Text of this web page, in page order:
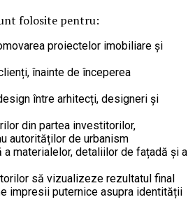
folosite pentru:
proiectelor imobiliare și
înainte de începerea
între arhitecți, designeri și
din partea investitorilor,
autorităților de urbanism
a materialelor, detaliilor de fațadă și a
să vizualizeze rezultatul final
impresii puternice asupra identității